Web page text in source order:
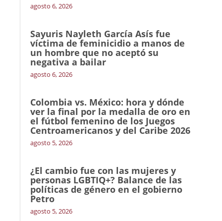
agosto 6, 2026
Sayuris Nayleth García Asís fue
víctima de feminicidio a manos de
un hombre que no aceptó su
negativa a bailar
agosto 6, 2026
Colombia vs. México: hora y dónde
ver la final por la medalla de oro en
el fútbol femenino de los Juegos
Centroamericanos y del Caribe 2026
agosto 5, 2026
¿El cambio fue con las mujeres y
personas LGBTIQ+? Balance de las
políticas de género en el gobierno
Petro
agosto 5, 2026